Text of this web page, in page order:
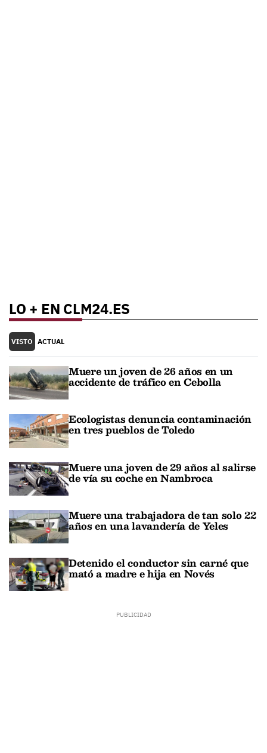
LO + EN CLM24.ES
VISTO ACTUAL
Muere un joven de 26 años en un
accidente de tráfico en Cebolla
Ecologistas denuncia contaminación
en tres pueblos de Toledo
Muere una joven de 29 años al salirse
de vía su coche en Nambroca
Muere una trabajadora de tan solo 22
años en una lavandería de Yeles
Detenido el conductor sin carné que
mató a madre e hija en Novés